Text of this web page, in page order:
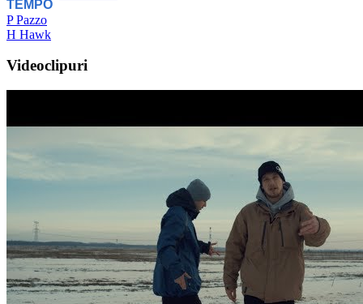
TEMPO
PPazzo
H Hawk
Videoclipuri